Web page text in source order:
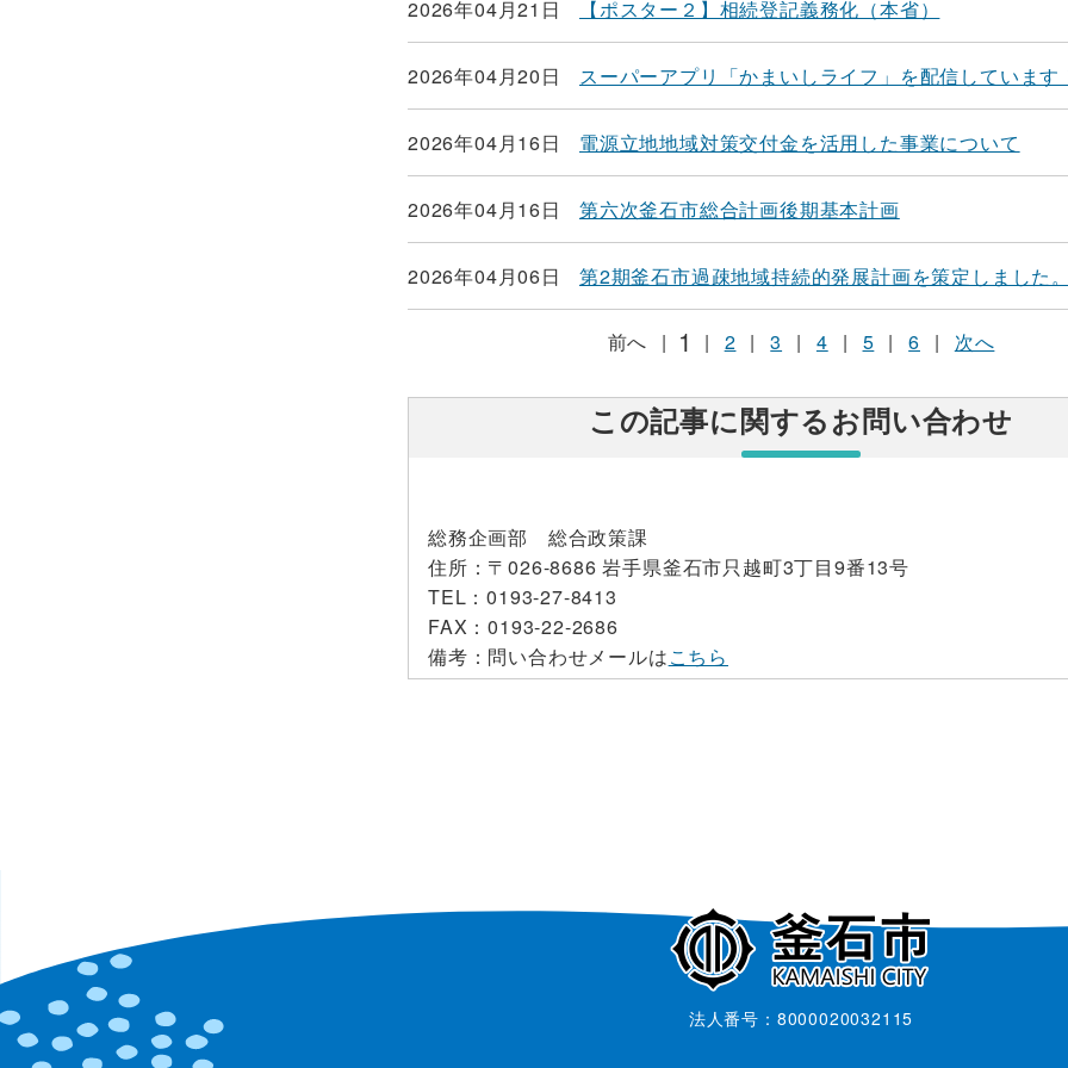
2026年04月21日 【ポスター２】相続登記義務化（本省）
2026年04月20日 スーパーアプリ「かまいしライフ」を配信しています
2026年04月16日 電源立地地域対策交付金を活用した事業について
2026年04月16日 第六次釜石市総合計画後期基本計画
2026年04月06日 第2期釜石市過疎地域持続的発展計画を策定しました
前へ | 1 | 2 | 3 | 4 | 5 | 6 | 次へ
この記事に関するお問い合わせ
総務企画部 総合政策課
住所 ：〒026-8686 岩手県釜石市只越町3丁目9番13号
TEL ：0193-27-8413
FAX ：0193-22-2686
備考 ：問い合わせメールはこちら
法人番号：8000020032115